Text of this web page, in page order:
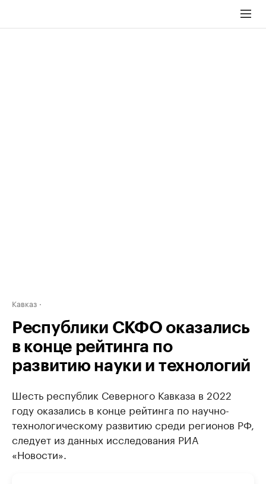
Кавказ
Республики СКФО оказались
в конце рейтинга по
развитию науки и технологий
Шесть республик Северного Кавказа в 2022
году оказались в конце рейтинга по научно-
технологическому развитию среди регионов РФ,
следует из данных исследования РИА
«Новости».